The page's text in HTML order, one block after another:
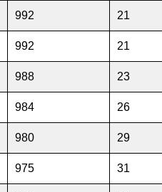
992 21
992 21
988 23
984 26
980 29
975 31